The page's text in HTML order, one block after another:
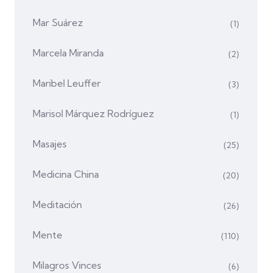
Mar Suárez (1)
Marcela Miranda (2)
Maribel Leuffer (3)
Marisol Márquez Rodríguez (1)
Masajes (25)
Medicina China (20)
Meditación (26)
Mente (110)
Milagros Vinces (6)